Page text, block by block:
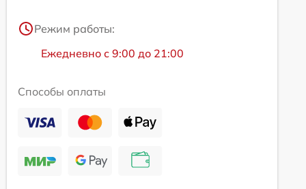
Режим работы:
Ежедневно с 9:00 до 21:00
Способы оплаты